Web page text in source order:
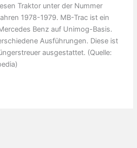
Traktor unter der Nummer
1978-1979. MB-Trac ist ein
Benz auf Unimog-Basis.
Ausführungen. Diese ist
ausgestattet. (Quelle: